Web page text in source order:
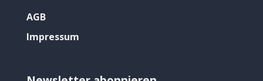
AGB
Impressum